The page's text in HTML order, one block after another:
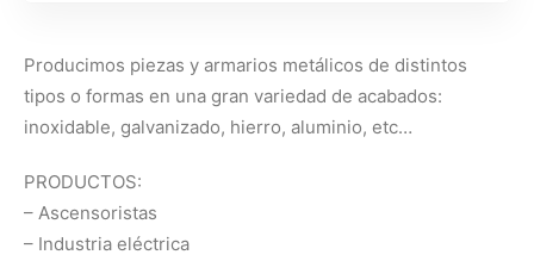
Producimos piezas y armarios metálicos de distintos
tipos o formas en una gran variedad de acabados:
inoxidable, galvanizado, hierro, aluminio, etc…
PRODUCTOS:
– Ascensoristas
– Industria eléctrica